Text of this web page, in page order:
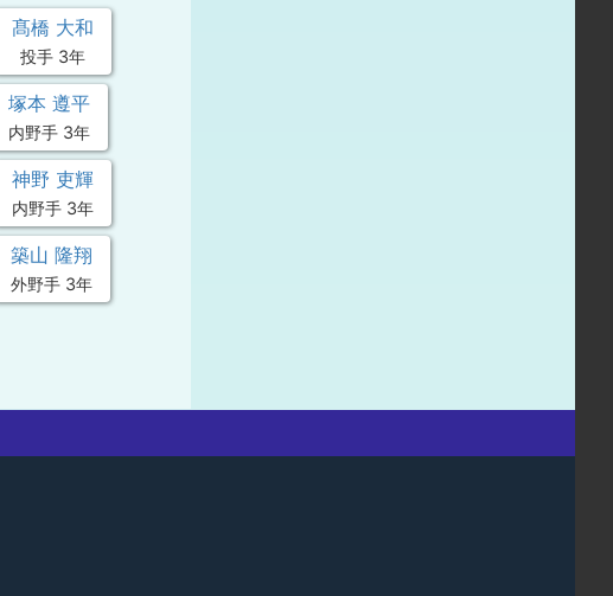
髙橋 大和
投手 3年
塚本 遵平
内野手 3年
神野 吏輝
内野手 3年
築山 隆翔
外野手 3年